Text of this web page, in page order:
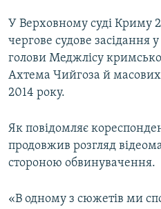
Усі сайти RFE/RL
У Верховному суді Криму
чергове судове засідання
голови Меджлісу
Ахтема Чийгоза й
2014 року.
Як повідомляє
продовжив розгляд
стороною обвинувачення.
«В одному з сюжетів ми